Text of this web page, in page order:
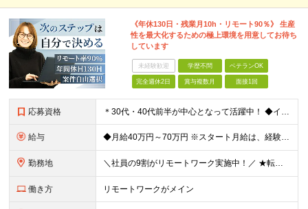
《年休130日・残業月10h・リモート90％》 生産
性を最大化するための極上環境を用意してお待ち
しています
未経験歓迎 学歴不問 ベテランOK
完全週休2日 賞与複数月 面接1回
応募資格 ＊30代・40代前半が中心となって活躍中！ ◆インフラ（サーバー・ネットワーク・クラウド等）の設計、構築、テストいずれかの実務経験3年以上 ◆学歴不問 ★求める人物像： ◎他責ではなく、自身のキャ
給与 ◆月給40万円～70万円 ※スタート月給は、経験・能力・前職の給与等を考慮の上で決定いたします。 ※上記金額には残業の有無に関わらず、 月30時間分の固定残業代（7万6,000円～13万3,000円
勤務地 ＼社員の9割がリモートワーク実施中！／ ★転勤ナシ！ ★UIターン歓迎！ 関東、関西、東海、九州・中国エリアの各プロジェクト先から希望を優先して決定。 ※リモート案件も多数あり！ ◆関東エリア
働き方 リモートワークがメイン